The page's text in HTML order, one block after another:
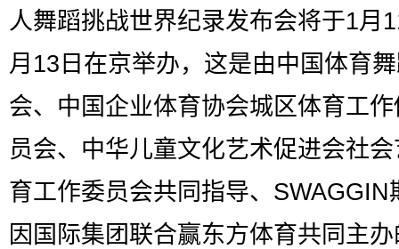
人舞蹈挑战世界纪录发布会将于1月
月13日在京举办，这是由中国体育
会、中国企业体育协会城区体育工
员会、中华儿童文化艺术促进会社
育工作委员会共同指导、SWAGGIN
因国际集团联合赢东方体育共同主